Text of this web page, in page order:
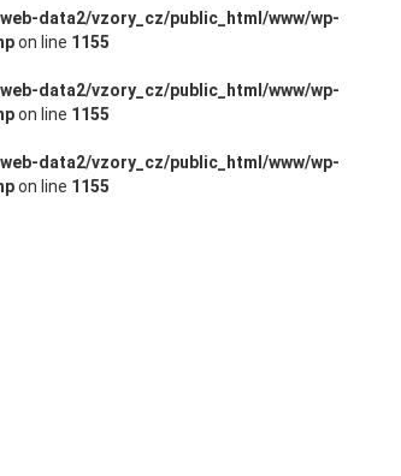
data2/vzory_cz/public_html/www/wp-
on line 1155
data2/vzory_cz/public_html/www/wp-
on line 1155
data2/vzory_cz/public_html/www/wp-
on line 1155